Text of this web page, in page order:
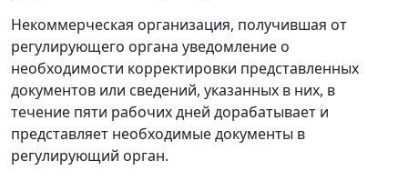
Некоммерческая организация, получившая от
регулирующего органа уведомление о
необходимости корректировки представленных
документов или сведений, указанных в них, в
течение пяти рабочих дней дорабатывает и
представляет необходимые документы в
регулирующий орган.